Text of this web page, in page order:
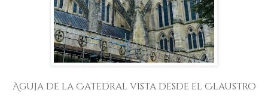
Aguja de la Catedral vista desde el Claustro